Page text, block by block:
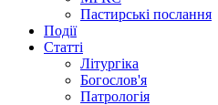
Пастирські послання
Події
Статті
Літургіка
Богослов'я
Патрологія